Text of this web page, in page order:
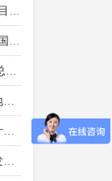
求